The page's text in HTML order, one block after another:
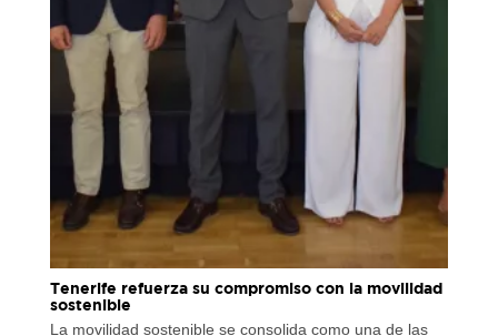
Tenerife refuerza su compromiso con la movilidad
sostenible
La movilidad sostenible se consolida como una de las